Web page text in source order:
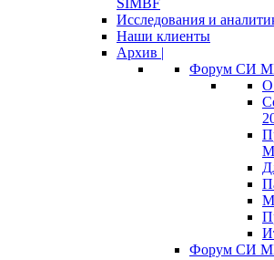
SIMBF
Исследования и
Наши клиенты
Архив |
Форум СИ
О
Форум СИ